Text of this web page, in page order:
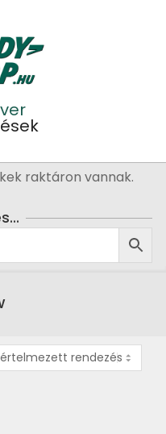
raktáron vannak.